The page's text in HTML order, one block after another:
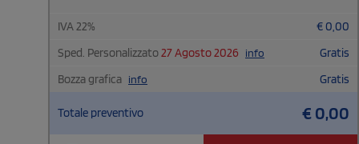
IVA22% €0,00
Sped. Personalizzato27 Agosto 2026 info
Gratis
Bozza grafica info Gratis
Totale preventivo €0,00